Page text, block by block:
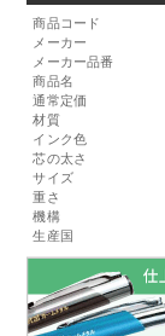
商品コード
メーカー
メーカー品番
商品名
通常定価
材質
インク色
芯の太さ
サイズ
重さ
機構
生産国